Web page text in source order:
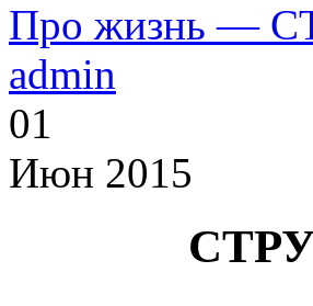
Про жизнь —
admin
01
Июн 2015